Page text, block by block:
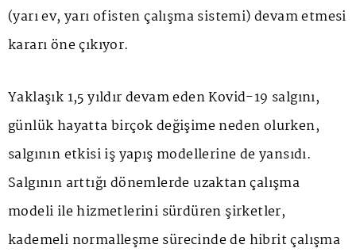
(yarı ev, yarı ofisten çalışma sistemi) devam etmesi
kararı öne çıkıyor.
Yaklaşık 1,5 yıldır devam eden Kovid-19 salgını,
günlük hayatta birçok değişime neden olurken,
salgının etkisi iş yapış modellerine de yansıdı.
Salgının arttığı dönemlerde uzaktan çalışma
modeli ile hizmetlerini sürdüren şirketler,
kademeli normalleşme sürecinde de hibrit çalışma